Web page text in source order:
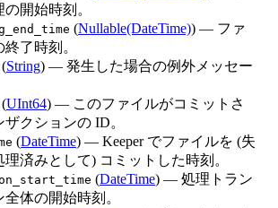
開始時刻。
(Nullable(DateTime)) — ファ
了時刻。
(String) — 発生した場合の例外メッセー
(UInt64) — このファイルがコミットさ
クションの ID。
(DateTime) — Keeper でファイルを (失
理済みとして) コミットした時刻。
(DateTime) — 処理トラン
体の開始時刻。